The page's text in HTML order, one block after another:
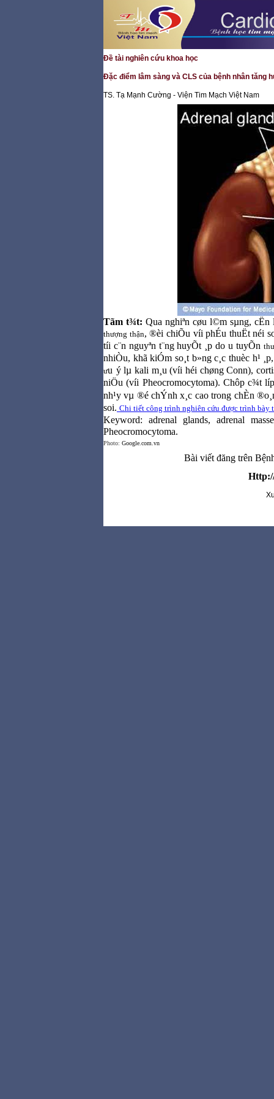
Đề tài nghiên cứu khoa học
Đặc điểm lâm sàng và CLS của bệnh nhân tăng
TS. Tạ Mạnh Cường - Viện Tim Mạch Việt Nam
Tãm t¾t: Qua nghiªn cøu l©m sµng,
thượng thận, ®èi chiÕu víi phÉu thuËt néi
tíi c¨n nguyªn t¨ng huyÕt ¸p do u tuyÕn
nhiÒu, khã kiÓm so¸t b»ng c¸c thuèc h¹
ưu ý lµ kali m¸u (víi héi chøng Conn),
niÖu (víi Pheocromocytoma). Chôp c¾t
nh¹y vµ ®é chÝnh x¸c cao trong chÈn
soi. Chi tiết công trình nghiên cứu được trình bày
Keyword: adrenal glands, adrenal
Pheocromocytoma.
Photo: Google.com.vn
Bài viết đăng trên